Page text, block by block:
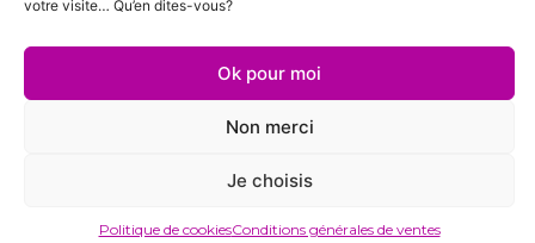
votre visite… Qu’en dites-vous?
Ok pour moi
Non merci
Je choisis
Politique de cookiesConditions générales de ventes